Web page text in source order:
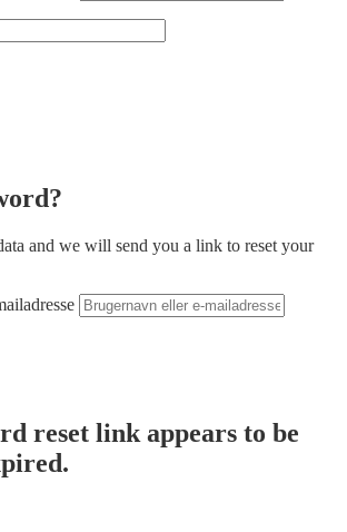
and we will send you a link to reset your
reset link appears to be